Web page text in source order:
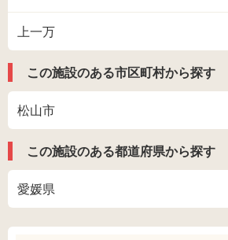
上一万
この施設のある市区町村から探す
松山市
この施設のある都道府県から探す
愛媛県